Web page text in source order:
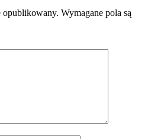
opublikowany. Wymagane pola są